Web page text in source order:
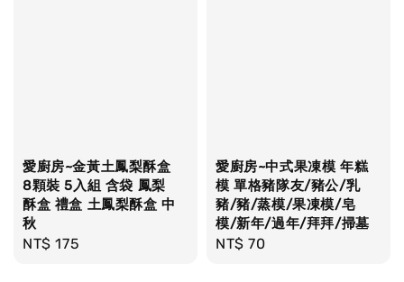
愛廚房~金黃土鳳梨酥盒
8顆裝 5入組 含袋 鳳梨
酥盒 禮盒 土鳳梨酥盒 中
秋
Regular
NT$ 175
愛廚房~中式果凍模 年糕
模 單格豬隊友/豬公/乳
豬/豬/蒸模/果凍模/皂
模/新年/過年/拜拜/掃墓
Regular
NT$ 70